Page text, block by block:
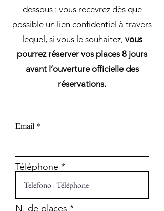
dessous : vous recevrez dès que
possible un lien confidentiel à travers
lequel, si vous le souhaitez, vous
pourrez réserver vos places 8 jours
avant l’ouverture officielle des
réservations.
Email
Téléphone
N. de places